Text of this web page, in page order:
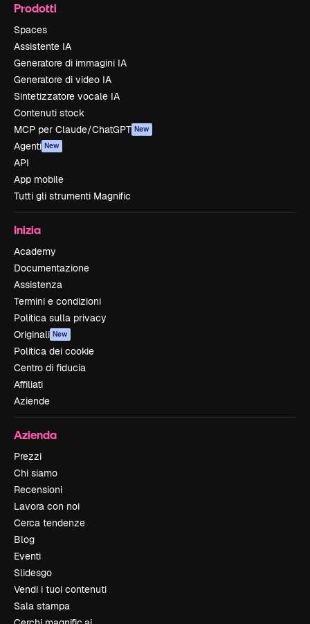
Prodotti
Spaces
Assistente IA
Generatore di immagini IA
Generatore di video IA
Sintetizzatore vocale IA
Contenuti stock
MCP per Claude/ChatGPT New
Agenti New
API
App mobile
Tutti gli strumenti Magnific
Inizia
Academy
Documentazione
Assistenza
Termini e condizioni
Politica sulla privacy
Originali New
Politica dei cookie
Centro di fiducia
Affiliati
Aziende
Azienda
Prezzi
Chi siamo
Recensioni
Lavora con noi
Cerca tendenze
Blog
Eventi
Slidesgo
Vendi i tuoi contenuti
Sala stampa